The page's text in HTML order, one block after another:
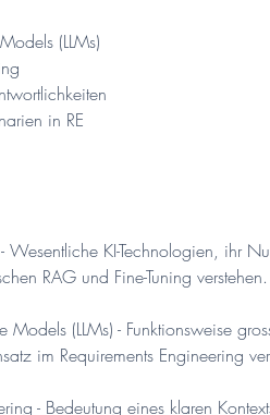
(LLMs)
in RE
Wesentliche KI-Technologien, ihr
RAG und Fine-Tuning verstehen.
Models (LLMs) - Funktionsweise
im Requirements Engineering
- Bedeutung eines klaren